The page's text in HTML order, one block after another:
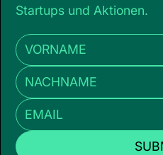
Startups und Aktionen.